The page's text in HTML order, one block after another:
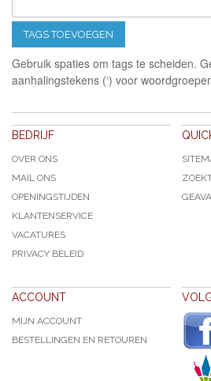
TAGS TOEVOEGEN
Gebruik spaties om tags te scheiden.
aanhalingstekens (‘) voor
BEDRIJF
OVER ONS
MAIL ONS
OPENINGSTIJDEN
KLANTENSERVICE
VACATURES
PRIVACY BELEID
ACCOUNT
MIJN ACCOUNT
BESTELLINGEN EN RETOUREN